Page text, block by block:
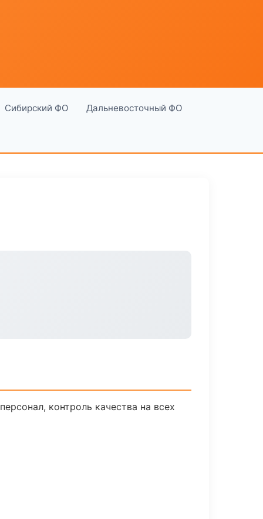
Сибирский ФО Дальневосточный ФО
контроль качества на всех